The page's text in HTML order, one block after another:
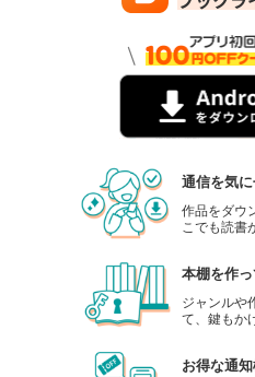
通信を気
作品をダウ
こでも読書
本棚を作
ジャンルや
て、鍵もか
お得な通知